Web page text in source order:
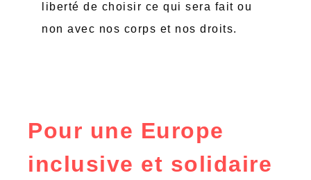
liberté de choisir ce qui sera fait ou
non avec nos corps et nos droits.
Pour une Europe
inclusive et solidaire